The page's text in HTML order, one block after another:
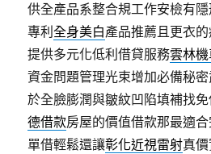
供全產品系整合規工作安檢有
專利全身美白產品推薦且更衣
提供多元化低利借貸服務雲林
資金問題管理光束增加必備秘
於全臉膨潤與皺紋凹陷填補找
德借款房屋的價值借款那最適
單借輕鬆還讓彰化近視雷射真